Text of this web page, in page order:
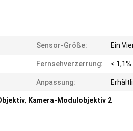
Sensor-Größe: Ein
Fernsehverzerrung: < 1,1%
Anpassung:
, Kamera-Modulobjektiv 2